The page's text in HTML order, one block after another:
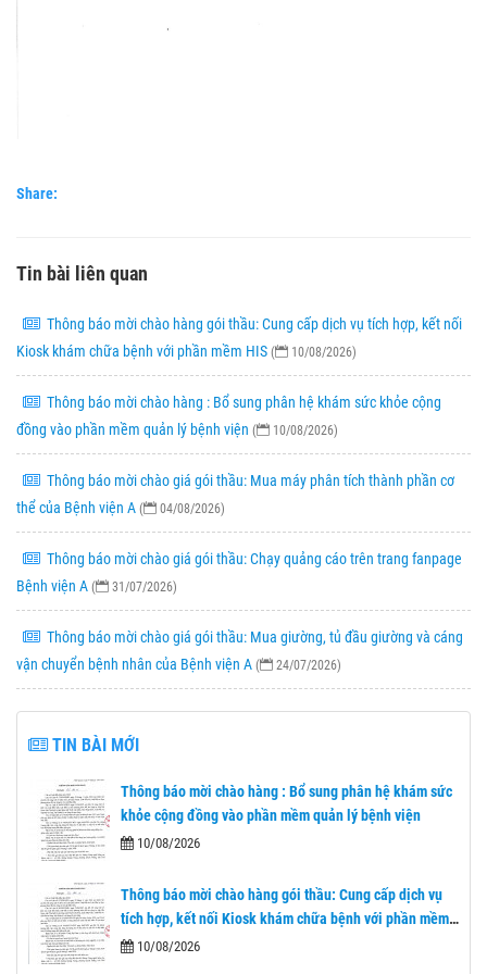
Share:
Tin bài liên quan
Thông báo mời chào hàng gói thầu: Cung cấp dịch vụ tích hợp, kết nối
Kiosk khám chữa bệnh với phần mềm HIS ( 10/08/2026)
Thông báo mời chào hàng : Bổ sung phân hệ khám sức khỏe cộng
đồng vào phần mềm quản lý bệnh viện ( 10/08/2026)
Thông báo mời chào giá gói thầu: Mua máy phân tích thành phần cơ
thể của Bệnh viện A ( 04/08/2026)
Thông báo mời chào giá gói thầu: Chạy quảng cáo trên trang fanpage
Bệnh viện A ( 31/07/2026)
Thông báo mời chào giá gói thầu: Mua giường, tủ đầu giường và cáng
vận chuyển bệnh nhân của Bệnh viện A ( 24/07/2026)
TIN BÀI MỚI
Thông báo mời chào hàng : Bổ sung phân hệ khám sức
khỏe cộng đồng vào phần mềm quản lý bệnh viện
10/08/2026
Thông báo mời chào hàng gói thầu: Cung cấp dịch vụ
tích hợp, kết nối Kiosk khám chữa bệnh với phần mềm
HIS10/08/2026